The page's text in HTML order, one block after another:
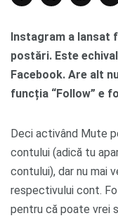
Instagram a lansat
postări. Este
Facebook. Are alt
funcția “Follow” e
Deci activând Mute
contului (adică tu
contului), dar nu mai
respectivului cont.
pentru că poate vrei